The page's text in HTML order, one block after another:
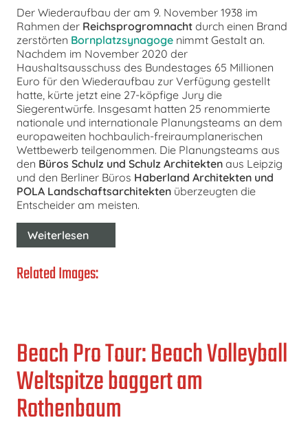
Der Wiederaufbau der am 9. November 1938 im
Rahmen der Reichsprogromnacht durch einen Brand
zerstörten Bornplatzsynagoge nimmt Gestalt an.
Nachdem im November 2020 der
Haushaltsausschuss des Bundestages 65 Millionen
Euro für den Wiederaufbau zur Verfügung gestellt
hatte, kürte jetzt eine 27-köpfige Jury die
Siegerentwürfe. Insgesamt hatten 25 renommierte
nationale und internationale Planungsteams an dem
europaweiten hochbaulich-freiraumplanerischen
Wettbewerb teilgenommen. Die Planungsteams aus
den Büros Schulz und Schulz Architekten aus Leipzig
und den Berliner Büros Haberland Architekten und
POLA Landschaftsarchitekten überzeugten die
Entscheider am meisten.
Weiterlesen
Related Images:
Beach Pro Tour: Beach Volleyball
Weltspitze baggert am
Rothenbaum